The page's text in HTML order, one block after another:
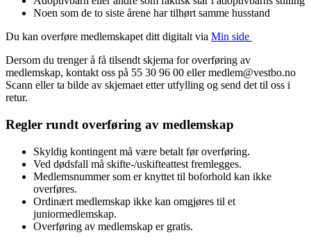
Noen som de to siste årene har tilhørt samme husstand
Du kan overføre medlemskapet ditt digitalt via Min side
Dersom du trenger å få tilsendt skjema for overføring av
medlemskap, kontakt oss på 55 30 96 00 eller medlem@vestbo.no
Scann eller ta bilde av skjemaet etter utfylling og send det til oss i
retur.
Regler rundt overføring av medlemskap
Skyldig kontingent må være betalt før overføring.
Ved dødsfall må skifte-/uskifteattest fremlegges.
Medlemsnummer som er knyttet til boforhold kan ikke
overføres.
Ordinært medlemskap ikke kan omgjøres til et
juniormedlemskap.
Overføring av medlemskap er gratis.